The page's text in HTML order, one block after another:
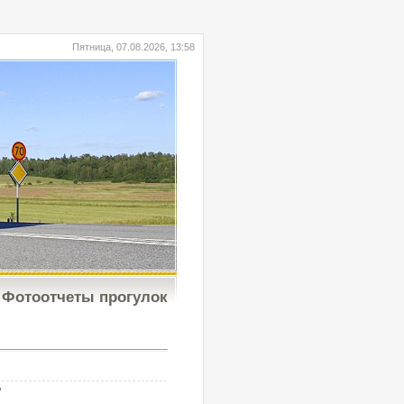
Пятница, 07.08.2026, 13:58
Фотоотчеты прогулок